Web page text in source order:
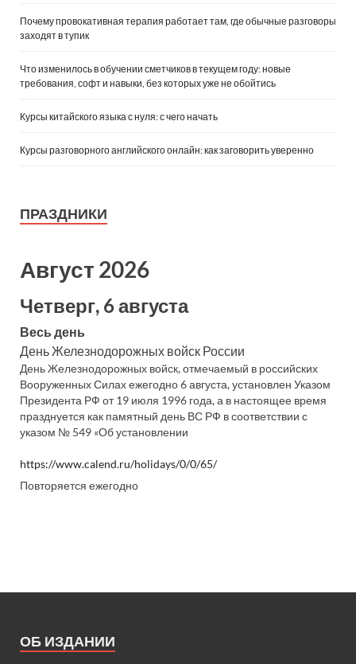
Почему провокативная терапия работает там, где обычные разговоры
заходят в тупик
Что изменилось в обучении сметчиков в текущем году: новые
требования, софт и навыки, без которых уже не обойтись
Курсы китайского языка с нуля: с чего начать
Курсы разговорного английского онлайн: как заговорить уверенно
ПРАЗДНИКИ
Август 2026
Четверг, 6 августа
Весь день
День Железнодорожных войск России
День Железнодорожных войск, отмечаемый в российских
Вооруженных Силах ежегодно 6 августа, установлен Указом
Президента РФ от 19 июля 1996 года, а в настоящее время
празднуется как памятный день ВС РФ в соответствии с
указом № 549 «Об установлении
https://www.calend.ru/holidays/0/0/65/
Повторяется ежегодно
ОБ ИЗДАНИИ